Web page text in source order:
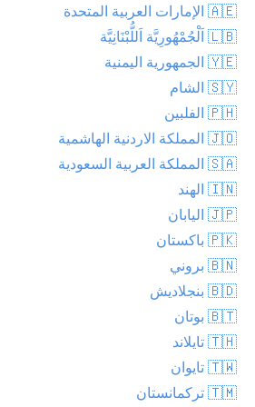
🇦🇪 الإمارات العربية المتحدة
🇱🇧 اَلْجُمْهُورِيَّة اَللُّبْنَانِيَّة
🇾🇪 الجمهورية اليمنية
🇸🇾 الشام
🇵🇭 الفلبين
🇯🇴 المملكة الاردنية الهاشمية
🇸🇦 المملكة العربية السعودية
🇮🇳 الهند
🇯🇵 اليابان
🇵🇰 باكستان
🇧🇳 بروني
🇧🇩 بنجلاديش
🇧🇹 بوتان
🇹🇭 تايلاند
🇹🇼 تايوان
🇹🇲 تركمانستان